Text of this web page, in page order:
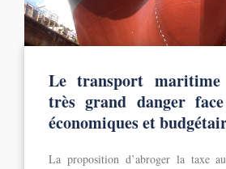
Le transport
très grand danger
économiques et
La proposition d’abroger la taxe